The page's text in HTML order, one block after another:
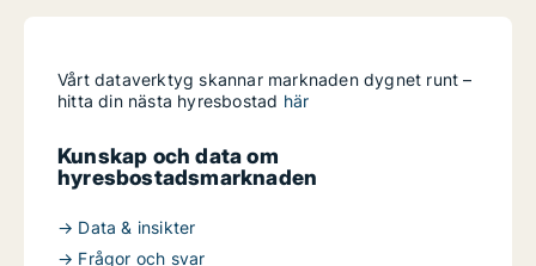
Vårt dataverktyg skannar marknaden dygnet runt –
hitta din nästa hyresbostad här
Kunskap och data om
hyresbostadsmarknaden
→ Data & insikter
→ Frågor och svar